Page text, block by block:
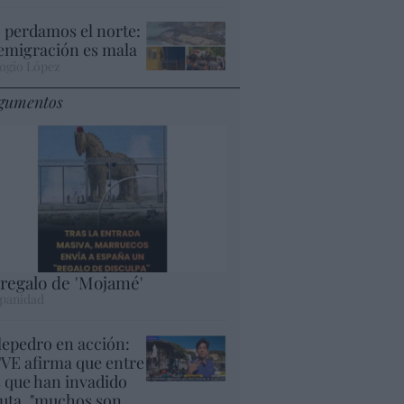
perdamos el norte:
es mala
de 'Mojamé'
en acción:
afirma que entre
que han invadido